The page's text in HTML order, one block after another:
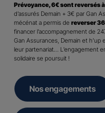
Prévoyance, 6€ sont reversés
d’assurés Demain + 3€ par Gan
mécénat a permis de reverser 36
financer l’accompagnement de
Gan Assurances, Demain et
leur partenariat… L’engagement
solidaire se poursuit !
Nos engagements